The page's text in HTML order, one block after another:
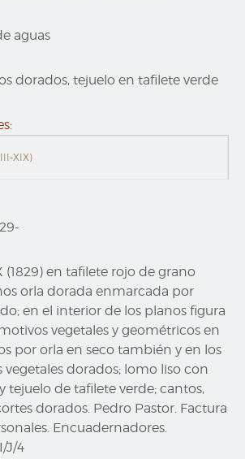
aguas
dorados, tejuelo en tafilete verde
XIX)
(1829) en tafilete rojo de grano
orla dorada enmarcada por
en el interior de los planos figura
vegetales y geométricos en
por orla en seco también y en los
vegetales dorados; lomo liso con
tejuelo de tafilete verde; cantos,
dorados. Pedro Pastor. Factura
Encuadernadores.
J/4